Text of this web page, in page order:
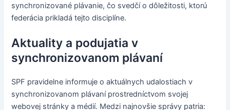
synchronizované plávanie, čo svedčí o dôležitosti, ktorú
federácia prikladá tejto disciplíne.
Aktuality a podujatia v
synchronizovanom plávaní
SPF pravidelne informuje o aktuálnych udalostiach v
synchronizovanom plávaní prostredníctvom svojej
webovej stránky a médií. Medzi najnovšie správy patria: